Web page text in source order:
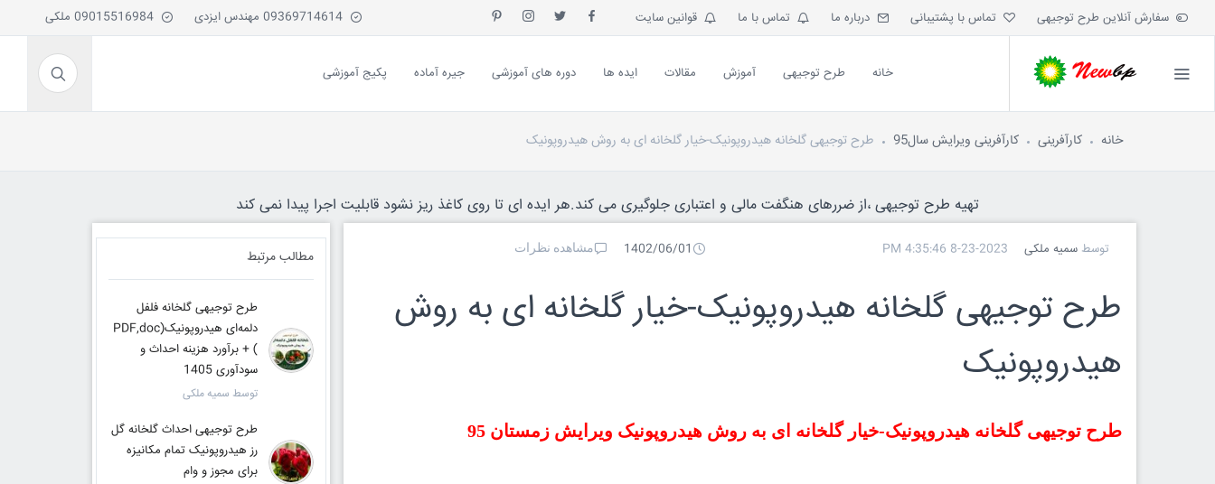
سفارش آنلاین طرح توجیهی تماس با پشتیبانی درباره ما تماس با ما قوانین سایت
خانه طرح توجیهی آموزش مقالات ایده ها دوره های آموزشی جیره آماده پکیج آموزشی
خانه کارآفرینی کارآفرینی ویرایش سال95 طرح توجیهی گلخانه هیدروپونیک-خیار گلخانه ای به روش هیدروپونیک
تهیه طرح توجیهی ،از ضررهای هنگفت مالی و اعتباری جلوگیری می کند.هر ایده ای تا روی کاغذ ریز نشود قابلیت اجرا پیدا نمی کند
توسط سمیه ملکی 8-23-2023 4:35:46 PM
1402/06/01 مشاهده نظرات
طرح توجیهی گلخانه هیدروپونیک-خیار گلخانه ای به روش
هیدروپونیک
طرح توجیهی گلخانه هیدروپونیک-خیار گلخانه ای به روش هیدروپونیک ویرایش زمستان 95
مطالب مرتبط
طرح توجیهی گلخانه فلفل
دلمه‌ای هیدروپونیک(PDF,doc
) + برآورد هزینه احداث و
سودآوری 1405
توسط سمیه ملکی
طرح توجیهی احداث گلخانه گل
رز هیدروپونیک تمام مکانیزه
برای مجوز و وام